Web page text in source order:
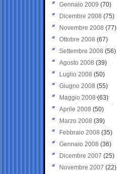
Gennaio 2009 (70)
Dicembre 2008 (75)
Novembre 2008 (77)
Ottobre 2008 (67)
Settembre 2008 (56)
Agosto 2008 (39)
Luglio 2008 (50)
Giugno 2008 (55)
Maggio 2008(63)
Aprile 2008 (50)
Marzo 2008 (39)
Febbraio 2008 (35)
Gennaio 2008 (36)
Dicembre 2007 (25)
Novembre 2007 (22)